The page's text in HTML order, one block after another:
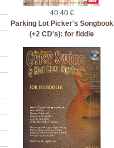
40,40 €
Parking Lot Picker's Songbook
(+2 CD's): for fiddle